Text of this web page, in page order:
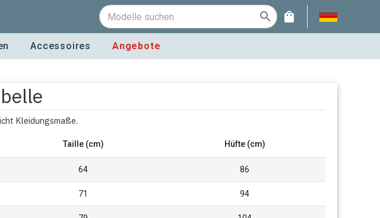
Accessoires Angebote
Kleidungsmaße.
Taille (cm) Hüfte (cm)
64 86
71 94